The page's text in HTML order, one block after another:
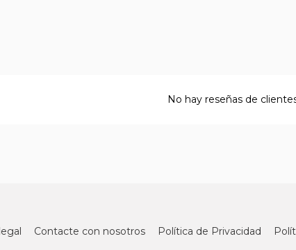
No hay reseñas de
Contacte con nosotros Política de Privacidad